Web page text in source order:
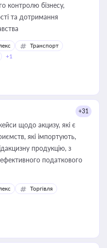
контролю бізнесу,
та дотримання
Транспорт
+1
+31
щодо акцизу, які є
які імпортують,
продукцію, з
податкового
Торгівля